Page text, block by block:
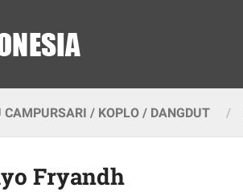
CAMPURSARI / KOPLO / DANGDUT
Fryandh